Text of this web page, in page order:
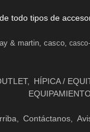
todo tipos de
& martin casco
HÍPICA /
Contáctanos